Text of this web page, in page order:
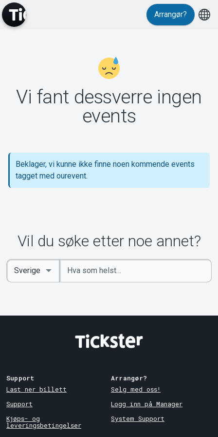
Support
Om Tickster
Arrangør?
Vi fant dessverre ingen
events
Beklager, vi kunne ikke finne noen kommende events
tagget med ourevent.
Vil du søke etter noe annet?
Angi
nøkkelord
Select
Country
Support
Last ner billett
Support
Kjøps- og
leveringsbetingelser
Arrangør?
Selg med oss!
Logg inn på Manager
System Support